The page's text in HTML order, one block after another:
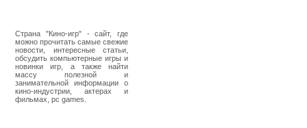
Страна "Кино-игр" - сайт, где
можно прочитать самые свежие
новости, интересные статьи,
обсудить компьютерные игры и
новинки игр, а также найти
массу полезной и
занимательной информации о
кино-индустрии, актерах и
фильмах, pc games.